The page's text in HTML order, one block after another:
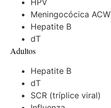
HPV
Meningocócica
Hepatite B
dT
Adultos
Hepatite B
dT
SCR (tríplice viral)